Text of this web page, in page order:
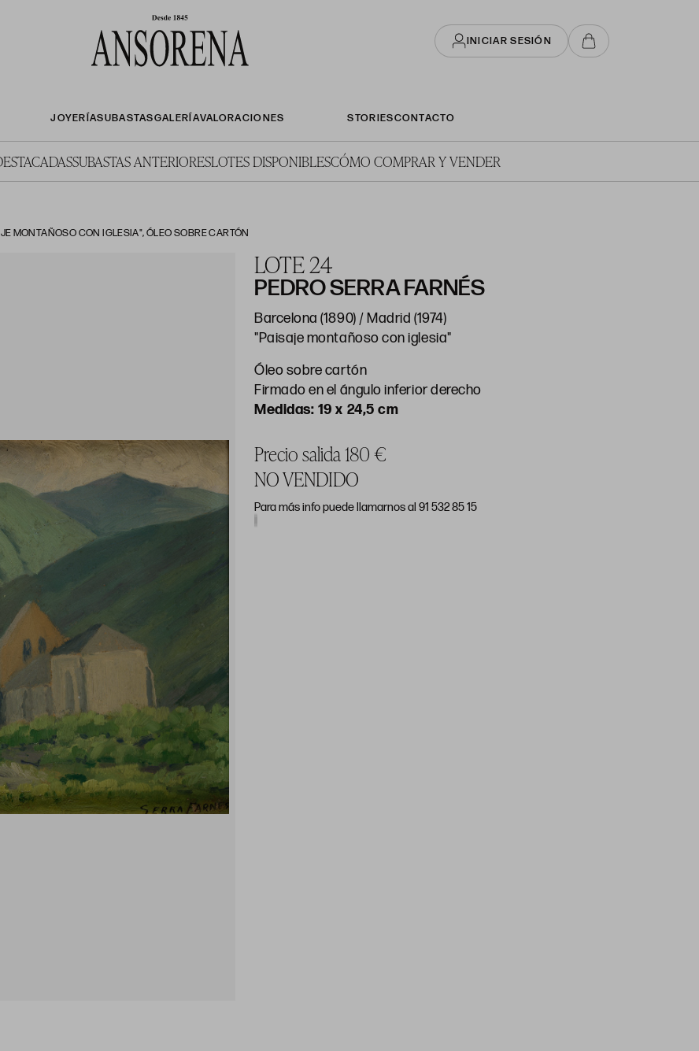
INICIAR SESIÓN
JOYERÍASUBASTASGALERÍAVALORACIONES STORIESCONTACTO
SUBASTAS ANTERIORESLOTES DISPONIBLESCÓMO COMPRAR Y VENDER
MONTAÑOSO CON IGLESIA", ÓLEO SOBRE CARTÓN
LOTE 24
PEDRO SERRA FARNÉS
Barcelona (1890) / Madrid (1974)
"Paisaje montañoso con iglesia"
Óleo sobre cartón
Firmado en el ángulo inferior derecho
19 x 24,5 cm
Precio salida 180 €
NO VENDIDO
Para más info puede llamarnos al 91 532 85 15